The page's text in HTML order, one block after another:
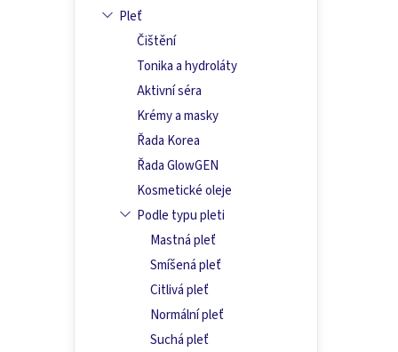
Pleť
Čištění
Tonika a hydroláty
Aktivní séra
Krémy a masky
Řada Korea
Řada GlowGEN
Kosmetické oleje
Podle typu pleti
Mastná pleť
Smíšená pleť
Citlivá pleť
Normální pleť
Suchá pleť